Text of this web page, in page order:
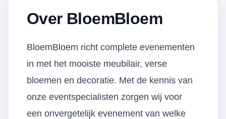
Over BloemBloem
BloemBloem richt complete evenementen
in met het mooiste meubilair, verse
bloemen en decoratie. Met de kennis van
onze eventspecialisten zorgen wij voor
een onvergetelijk evenement van welke